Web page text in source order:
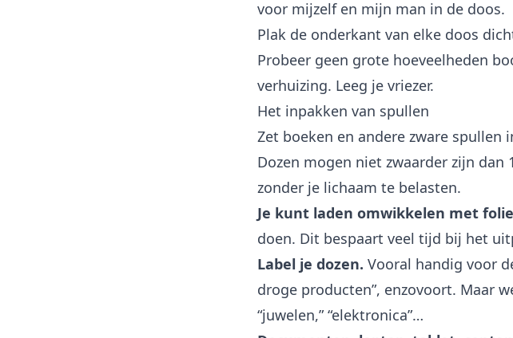
voor mijzelf en mijn man in de doos.
Plak de onderkant van elke doos
Probeer geen grote hoeveelheden
verhuizing. Leeg je vriezer.
Het inpakken van spullen
Zet boeken en andere zware spullen
Dozen mogen niet zwaarder zijn
zonder je lichaam te belasten.
Je kunt laden omwikkelen met folie
doen. Dit bespaart veel tijd bij het
Label je dozen. Vooral handig voor
droge producten”, enzovoort. Maar
“juwelen,” “elektronica”…